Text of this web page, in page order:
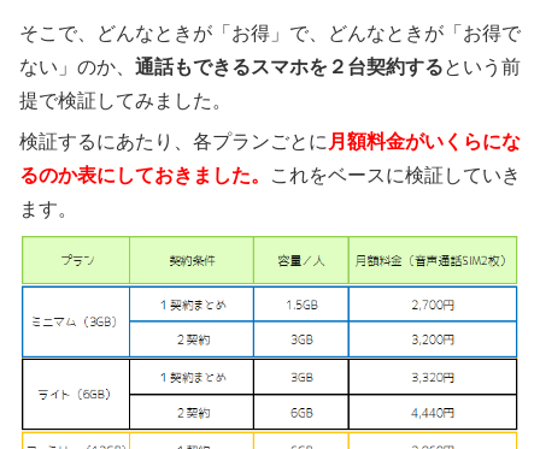
そこで、どんなときが「お得」で、どんなときが「お得で
ない」のか、 通話もできるスマホを２台契約するという前
提で検証してみました。
検証するにあたり、各プランごとに 月額料金がいくらにな
るのか表にしておきました。
これをベースに検証していき
ます。